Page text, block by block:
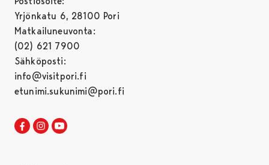
Yrjönkatu 6, 28100 Pori
Matkailuneuvonta:
(02) 621 7900
Sähköposti:
info@visitpori.fi
etunimi.sukunimi@pori.fi
Visit Pori Facebookissa
Avautuu uudessa välilehdessä
Visit Pori Instagrammissa
Avautuu uudessa välilehdessä